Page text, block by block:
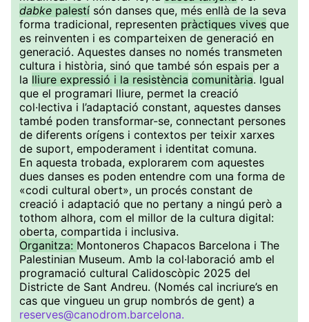
dabke palestí són danses que, més enllà de la seva
forma tradicional, representen pràctiques vives que
es reinventen i es comparteixen de generació en
generació. Aquestes danses no només transmeten
cultura i història, sinó que també són espais per a
la lliure expressió i la resistència comunitària. Igual
que el programari lliure, permet la creació
col·lectiva i l’adaptació constant, aquestes danses
també poden transformar-se, connectant persones
de diferents orígens i contextos per teixir xarxes
de suport, empoderament i identitat comuna.
En aquesta trobada, explorarem com aquestes
dues danses es poden entendre com una forma de
«codi cultural obert», un procés constant de
creació i adaptació que no pertany a ningú però a
tothom alhora, com el millor de la cultura digital:
oberta, compartida i inclusiva.
Organitza: Montoneros Chapacos Barcelona i The
Palestinian Museum. Amb la col·laboració amb el
programació cultural Calidoscòpic 2025 del
Districte de Sant Andreu. (Només cal incriure’s en
cas que vingueu un grup nombrós de gent) a
reserves@canodrom.barcelona.